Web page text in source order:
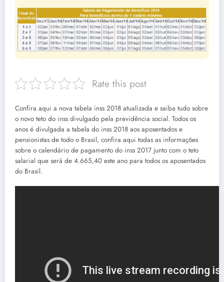
Rate this post
Confira aqui a nova tabela inss 2018 atualizada e saiba tudo sobre
o novo teto do inss divulgado pela previdência social. Todos os
anos é divulgada a tabela do inss 2018 aos aposentados e
pensionistas de todo o Brasil, confira aqui todas as informações
sobre o calendário de pagamento do inss 2017 junto com o teto
salarial que será de 4.665,40 este ano para todos os aposentados
do Brasil.